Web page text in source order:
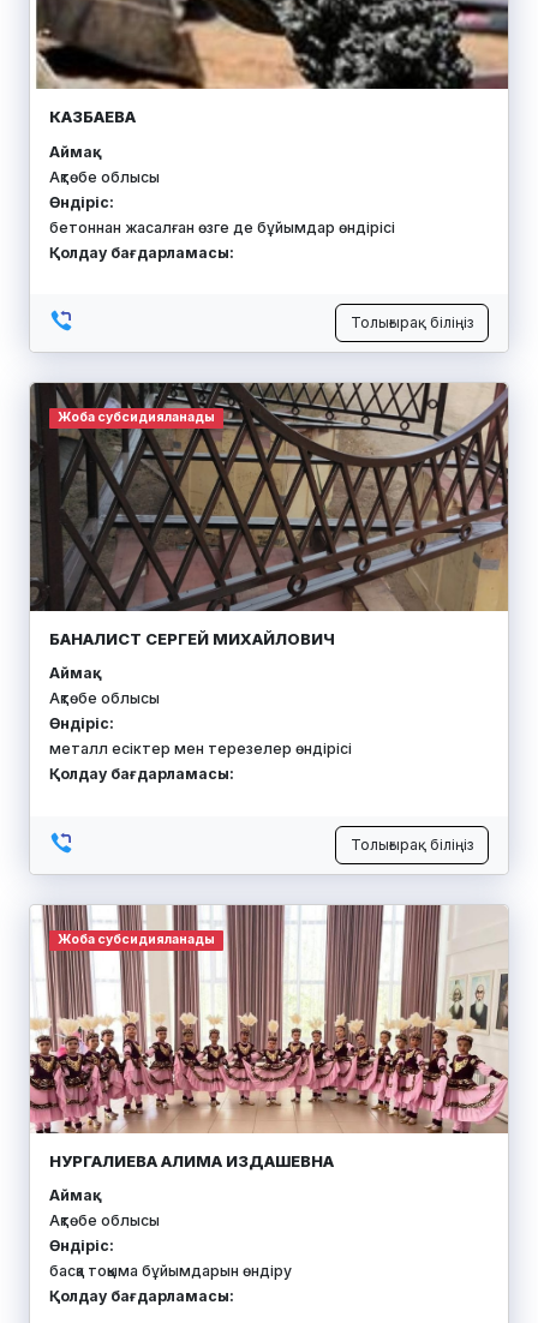
КАЗБАЕВА
Аймақ:
Ақтөбе облысы
Өндіріс:
бетоннан жасалған өзге де бұйымдар өндірісі
Қолдау бағдарламасы:
Толығырақ біліңіз
Жоба субсидияланады
БАНАЛИСТ СЕРГЕЙ МИХАЙЛОВИЧ
Аймақ:
Ақтөбе облысы
Өндіріс:
металл есіктер мен терезелер өндірісі
Қолдау бағдарламасы:
Толығырақ біліңіз
Жоба субсидияланады
НУРГАЛИЕВА АЛИМА ИЗДАШЕВНА
Аймақ:
Ақтөбе облысы
Өндіріс:
басқа тоқыма бұйымдарын өндіру
Қолдау бағдарламасы: